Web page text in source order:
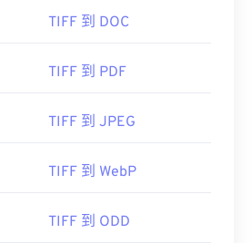
TIFF 到 DOC
TIFF 到 PDF
TIFF 到 JPEG
TIFF 到 WebP
TIFF 到 ODD